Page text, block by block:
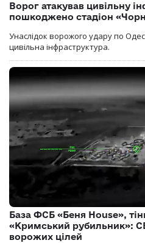
Ворог атакував цивільну
пошкоджено стадіон
Унаслідок ворожого удару по
цивільна інфраструктура.
База ФСБ «Беня House»,
«Кримський рубильник»:
ворожих цілей